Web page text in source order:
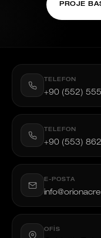
PROJE
TELEFON
+90 (552)
TELEFON
+90 (553)
E-POSTA
OFIS